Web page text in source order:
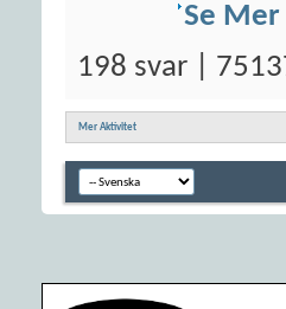
Se Mer
198 svar |
Mer Aktivitet